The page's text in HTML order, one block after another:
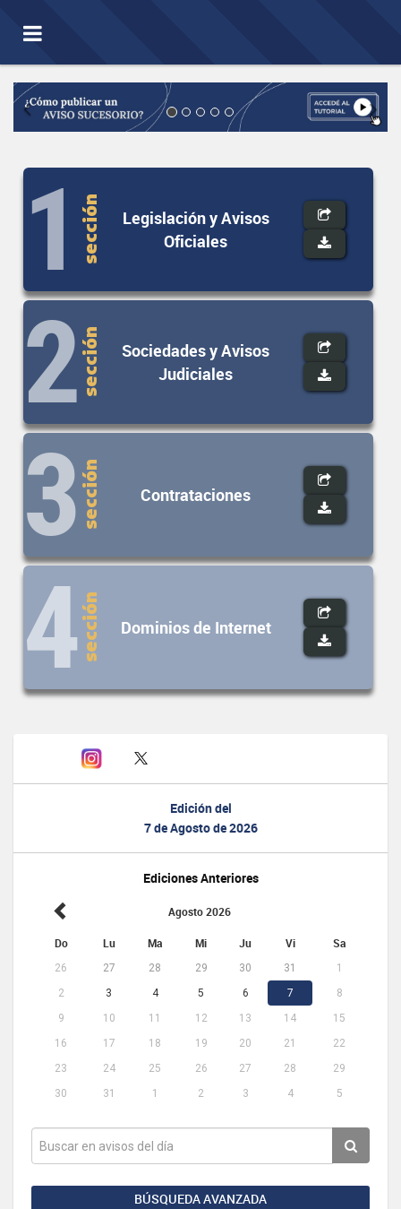
Toggle
navigation
Previous
1 sección
Legislación y Avisos
Oficiales
2sección
Sociedades y Avisos
Judiciales
3sección Contrataciones
4sección Dominios de Internet
Edición del
7 de Agosto de 2026
Ediciones Anteriores
Agosto 2026
Do Lu Ma Mi Ju Vi Sa
26 27 28 29 30 31
1
2
3 4 5 6 7
8
9
10 11 12 13 14
15
16
17 18 19 20 21
22
23
24 25 26 27 28
29
30
31 1 2 3 4 5
BÚSQUEDA AVANZADA